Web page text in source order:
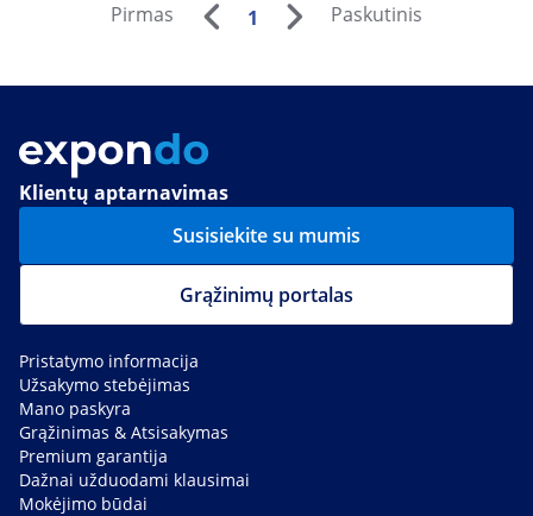
Pirmas 1 Paskutinis
Klientų aptarnavimas
Susisiekite su mumis
Grąžinimų portalas
Pristatymo informacija
Užsakymo stebėjimas
Mano paskyra
Grąžinimas & Atsisakymas
Premium garantija
Dažnai užduodami klausimai
Mokėjimo būdai